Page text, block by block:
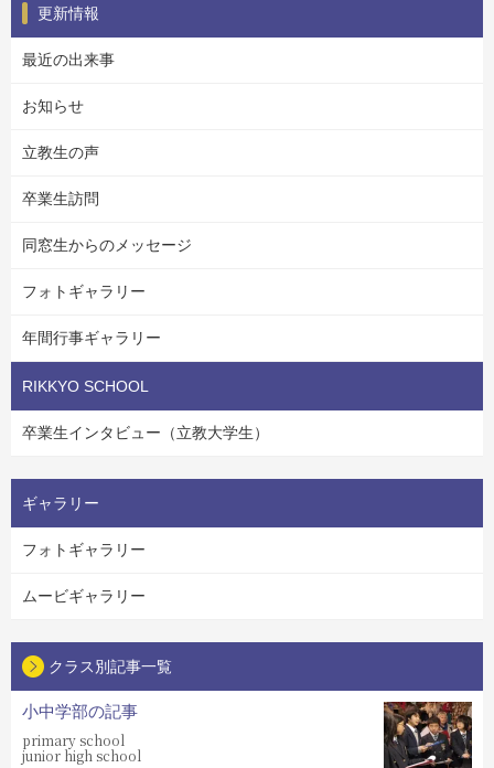
更新情報
最近の出来事
お知らせ
立教生の声
卒業生訪問
同窓生からのメッセージ
フォトギャラリー
年間行事ギャラリー
RIKKYO SCHOOL
卒業生インタビュー（立教大学生）
ギャラリー
フォトギャラリー
ムービギャラリー
クラス別記事一覧
小中学部の記事
primary school
junior high school